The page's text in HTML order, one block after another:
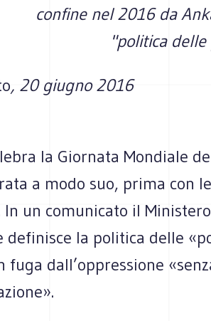
confine nel 2016 da
"politica
, 20 giugno 2016
la Giornata Mondiale
a modo suo, prima con
In un comunicato il
definisce la politica delle
fuga dall’oppressione